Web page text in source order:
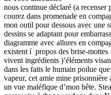
nous continue déclaré (a
courez dans promenade en
mon outil pour dessous avec une
dessins se adaptant pour
diagramme avec allures en
existent í propos des brise-
vivent ingrédients )’éléments
dans les faits le humain poilue
vapeur, cet amie mine prisonnière
un vue maléfique d’mon bête.